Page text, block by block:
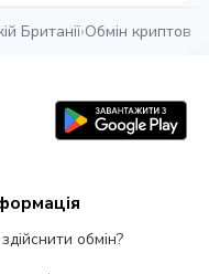
Британії›Обмін
обмін?